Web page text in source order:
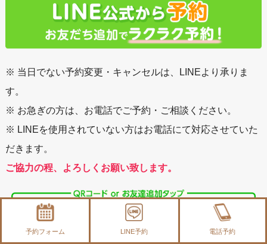
※ 当日でない予約変更・キャンセルは、LINEより承りま
す。
※ お急ぎの方は、お電話でご予約・ご相談ください。
※ LINEを使用されていない方はお電話にて対応させていた
だきます。
ご協力の程、よろしくお願い致します。
予約フォーム LINE予約 電話予約